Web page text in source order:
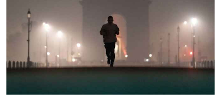
रणनीतिक खनिज परियोजनाओं के लिए 2 अरब डॉलर
निवेश का किया ऐलान, रक्षा सप्लाई चेन मजबूत करने पर
जोर
मेरठ में सीएम योगी ने कांवड़ियों पर बरसाए
पुष्प, बोले-यात्रियों की सुरक्षा और सम्मान सरकार की
प्राथमिकता
प्रवासी संघर्ष के बीच स्पेन ने इटली से